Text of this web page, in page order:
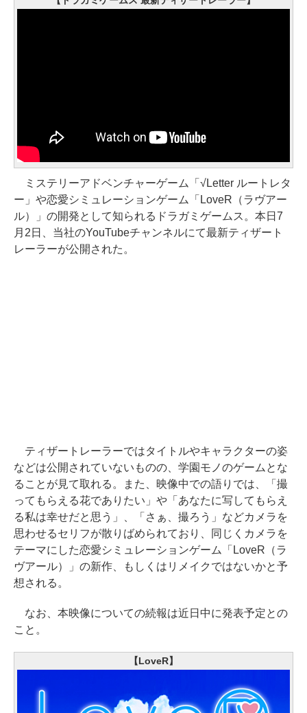
ミステリーアドベンチャーゲーム「√Letter ルートレタ
ー」や恋愛シミュレーションゲーム「LoveR（ラヴアー
ル）」の開発として知られるドラガミゲームス。本日7
月2日、当社のYouTubeチャンネルにて最新ティザート
レーラーが公開された。
ティザートレーラーではタイトルやキャラクターの姿
などは公開されていないものの、学園モノのゲームとな
ることが見て取れる。また、映像中での語りでは、「撮
ってもらえる花でありたい」や「あなたに写してもらえ
る私は幸せだと思う」、「さぁ、撮ろう」などカメラを
思わせるセリフが散りばめられており、同じくカメラを
テーマにした恋愛シミュレーションゲーム「LoveR（ラ
ヴアール）」の新作、もしくはリメイクではないかと予
想される。
なお、本映像についての続報は近日中に発表予定との
こと。
【LoveR】